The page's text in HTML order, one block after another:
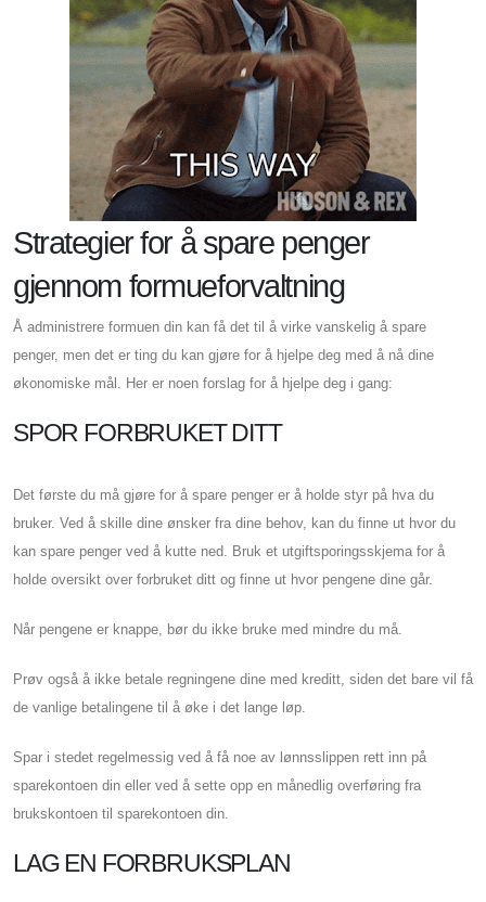
Strategier for å spare penger
gjennom formueforvaltning
Å administrere formuen din kan få det til å virke vanskelig å spare
penger, men det er ting du kan gjøre for å hjelpe deg med å nå dine
økonomiske mål. Her er noen forslag for å hjelpe deg i gang:
SPOR FORBRUKET DITT
Det første du må gjøre for å spare penger er å holde styr på hva du
bruker. Ved å skille dine ønsker fra dine behov, kan du finne ut hvor du
kan spare penger ved å kutte ned. Bruk et utgiftsporingsskjema for å
holde oversikt over forbruket ditt og finne ut hvor pengene dine går.
Når pengene er knappe, bør du ikke bruke med mindre du må.
Prøv også å ikke betale regningene dine med kreditt, siden det bare vil få
de vanlige betalingene til å øke i det lange løp.
Spar i stedet regelmessig ved å få noe av lønnsslippen rett inn på
sparekontoen din eller ved å sette opp en månedlig overføring fra
brukskontoen til sparekontoen din.
LAG EN FORBRUKSPLAN